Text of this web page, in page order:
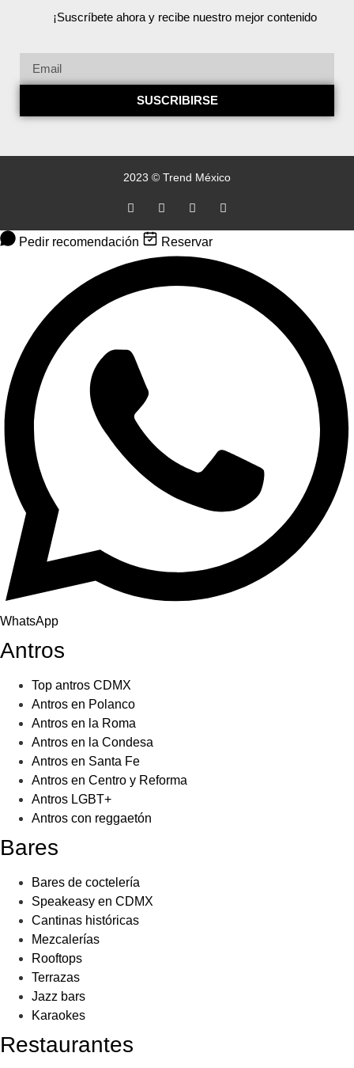
¡Suscríbete ahora y recibe nuestro mejor contenido
SUSCRIBIRSE
2023 © Trend México
Pedir recomendación Reservar
WhatsApp
Antros
Top antros CDMX
Antros en Polanco
Antros en la Roma
Antros en la Condesa
Antros en Santa Fe
Antros en Centro y Reforma
Antros LGBT+
Antros con reggaetón
Bares
Bares de coctelería
Speakeasy en CDMX
Cantinas históricas
Mezcalerías
Rooftops
Terrazas
Jazz bars
Karaokes
Restaurantes